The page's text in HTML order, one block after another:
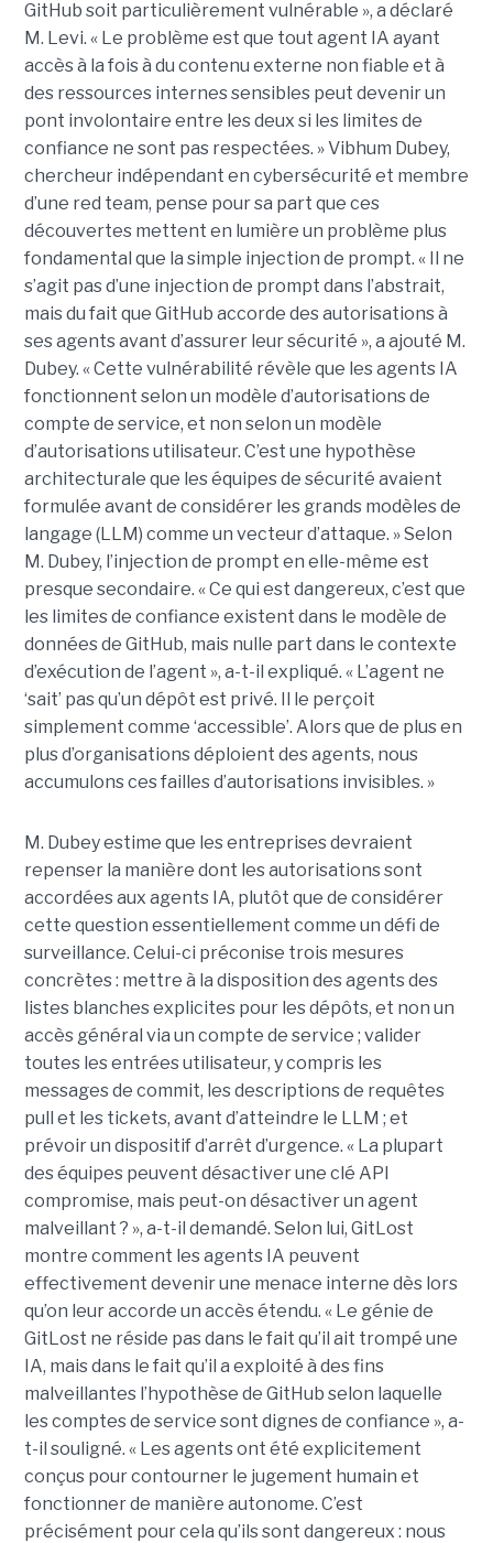
GitHub soit particulièrement vulnérable », a déclaré
M. Levi. « Le problème est que tout agent IA ayant
accès à la fois à du contenu externe non fiable et à
des ressources internes sensibles peut devenir un
pont involontaire entre les deux si les limites de
confiance ne sont pas respectées. » Vibhum Dubey,
chercheur indépendant en cybersécurité et membre
d’une red team, pense pour sa part que ces
découvertes mettent en lumière un problème plus
fondamental que la simple injection de prompt. « Il ne
s’agit pas d’une injection de prompt dans l’abstrait,
mais du fait que GitHub accorde des autorisations à
ses agents avant d’assurer leur sécurité », a ajouté M.
Dubey. « Cette vulnérabilité révèle que les agents IA
fonctionnent selon un modèle d’autorisations de
compte de service, et non selon un modèle
d’autorisations utilisateur. C’est une hypothèse
architecturale que les équipes de sécurité avaient
formulée avant de considérer les grands modèles de
langage (LLM) comme un vecteur d’attaque. » Selon
M. Dubey, l’injection de prompt en elle-même est
presque secondaire. « Ce qui est dangereux, c’est que
les limites de confiance existent dans le modèle de
données de GitHub, mais nulle part dans le contexte
d’exécution de l’agent », a-t-il expliqué. « L’agent ne
‘sait’ pas qu’un dépôt est privé. Il le perçoit
simplement comme ‘accessible’. Alors que de plus en
plus d’organisations déploient des agents, nous
accumulons ces failles d’autorisations invisibles. »
M. Dubey estime que les entreprises devraient
repenser la manière dont les autorisations sont
accordées aux agents IA, plutôt que de considérer
cette question essentiellement comme un défi de
surveillance. Celui-ci préconise trois mesures
concrètes : mettre à la disposition des agents des
listes blanches explicites pour les dépôts, et non un
accès général via un compte de service ; valider
toutes les entrées utilisateur, y compris les
messages de commit, les descriptions de requêtes
pull et les tickets, avant d’atteindre le LLM ; et
prévoir un dispositif d’arrêt d’urgence. « La plupart
des équipes peuvent désactiver une clé API
compromise, mais peut-on désactiver un agent
malveillant ? », a-t-il demandé. Selon lui, GitLost
montre comment les agents IA peuvent
effectivement devenir une menace interne dès lors
qu’on leur accorde un accès étendu. « Le génie de
GitLost ne réside pas dans le fait qu’il ait trompé une
IA, mais dans le fait qu’il a exploité à des fins
malveillantes l’hypothèse de GitHub selon laquelle
les comptes de service sont dignes de confiance », a-
t-il souligné. « Les agents ont été explicitement
conçus pour contourner le jugement humain et
fonctionner de manière autonome. C’est
précisément pour cela qu’ils sont dangereux : nous